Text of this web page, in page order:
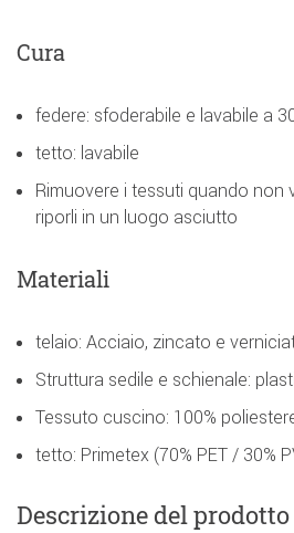
Cura
federe: sfoderabile e lavabile a
tetto: lavabile
Rimuovere i tessuti quando non
riporli in un luogo asciutto
Materiali
telaio: Acciaio, zincato e
Struttura sedile e schienale:
Tessuto cuscino: 100%
tetto: Primetex (70% PET / 30%
Descrizione del prodotto